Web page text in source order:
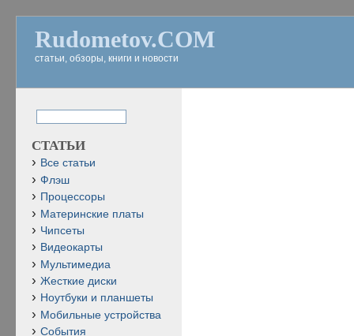
Rudometov.COM
статьи, обзоры, книги и новости
СТАТЬИ
Все статьи
Флэш
Процессоры
Материнские платы
Чипсеты
Видеокарты
Мультимедиа
Жесткие диски
Ноутбуки и планшеты
Мобильные устройства
События